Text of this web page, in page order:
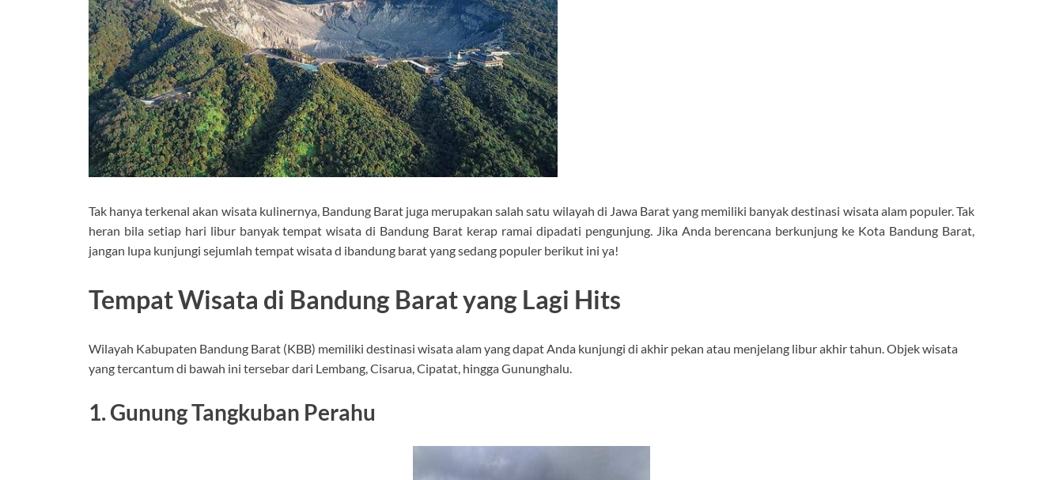
Tak hanya terkenal akan wisata kulinernya, Bandung Barat juga merupakan salah satu wilayah di Jawa Barat yang memiliki banyak destinasi wisata alam populer. Tak
heran bila setiap hari libur banyak tempat wisata di Bandung Barat kerap ramai dipadati pengunjung. Jika Anda berencana berkunjung ke Kota Bandung Barat,
jangan lupa kunjungi sejumlah tempat wisata d ibandung barat yang sedang populer berikut ini ya!
Tempat Wisata di Bandung Barat yang Lagi Hits
Wilayah Kabupaten Bandung Barat (KBB) memiliki destinasi wisata alam yang dapat Anda kunjungi di akhir pekan atau menjelang libur akhir tahun. Objek wisata
yang tercantum di bawah ini tersebar dari Lembang, Cisarua, Cipatat, hingga Gununghalu.
1. Gunung Tangkuban Perahu